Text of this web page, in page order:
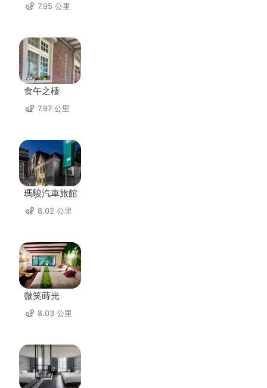
7.95 公里
食午之棲
7.97 公里
瑪駿汽車旅館
8.02 公里
微笑蒔光
8.03 公里